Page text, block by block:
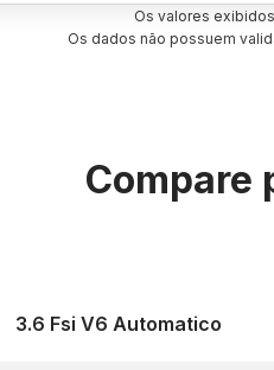
Os valores
Os dados não possuem
Compare
3.6 Fsi V6 Automatico